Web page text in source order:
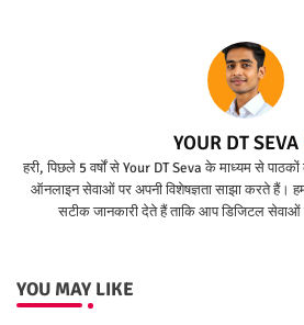
YOUR DT SEVA
हरी, पिछले 5 वर्षों से Your DT Seva के माध्यम से
ऑनलाइन सेवाओं पर अपनी विशेषज्ञता साझा करते हैं।
सटीक जानकारी देते हैं ताकि आप डिजिटल
YOU MAY LIKE